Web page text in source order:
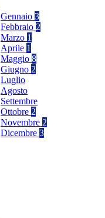
Gennaio 3
Febbraio 2
Marzo 1
Aprile 1
Maggio 8
Giugno 2
Luglio
Agosto
Settembre
Ottobre 2
Novembre 2
Dicembre 3